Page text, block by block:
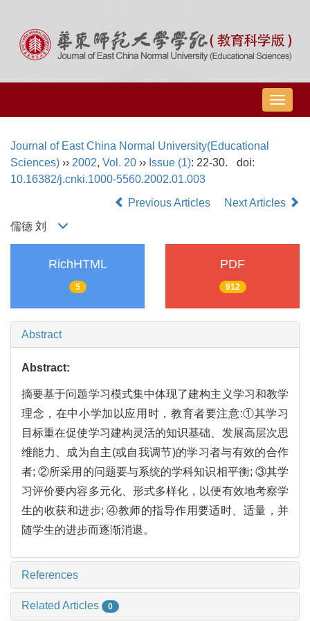
导
航
Journal of East China Normal University(Educational
Sciences) ›› 2002, Vol. 20 ›› Issue (1): 22-30.
doi:
10.16382/j.cnki.1000-5560.2002.01.003
Previous Articles
Next Articles
儒德 刘
RichHTML
5
PDF
912
Abstract
Abstract:
摘要基于问题学习模式集中体现了建构主义学习和教学
理念，在中小学加以应用时，教育者要注意:①其学习
目标重在促使学习建构灵活的知识基础、发展高层次思
维能力、成为自主(或自我调节)的学习者与有效的合作
者; ②所采用的问题要与系统的学科知识相平衡; ③其学
习评价要内容多元化、形式多样化，以便有效地考察学
生的收获和进步; ④教师的指导作用要适时、适量，并
随学生的进步而逐渐消退。
References
Related Articles 0